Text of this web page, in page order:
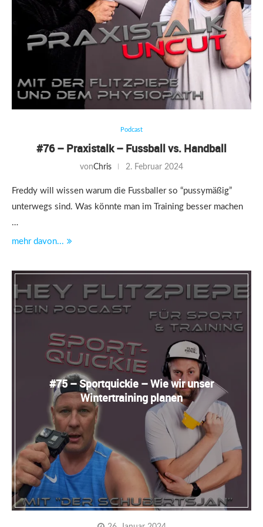
Podcast
#76 – Praxistalk – Fussball vs. Handball
vonChris 2. Februar 2024
Freddy will wissen warum die Fussballer so “pussymäßig”
unterwegs sind. Was könnte man im Training besser machen
…
mehr davon...
#75 – Sportquickie – Wie wir unser
Wintertraining planen